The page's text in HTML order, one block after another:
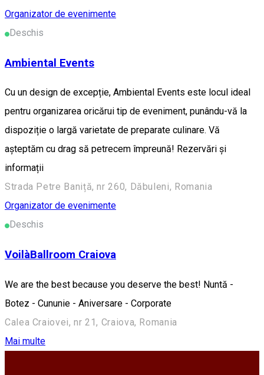
Organizator de evenimente
Deschis
Ambiental Events
Cu un design de excepție, Ambiental Events este locul ideal
pentru organizarea oricărui tip de eveniment, punându-vă la
dispoziție o largă varietate de preparate culinare. Vă
așteptăm cu drag să petrecem împreună! Rezervări și
informații
Strada Petre Baniță, nr 260, Dăbuleni, Romania
Organizator de evenimente
Deschis
VoilàBallroom Craiova
We are the best because you deserve the best! Nuntă -
Botez - Cununie - Aniversare - Corporate
Calea Craiovei, nr 21, Craiova, Romania
Mai multe